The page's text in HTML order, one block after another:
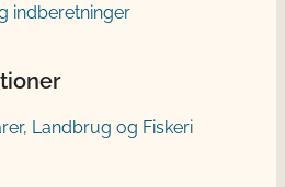
indberetninger
Landbrug og Fiskeri